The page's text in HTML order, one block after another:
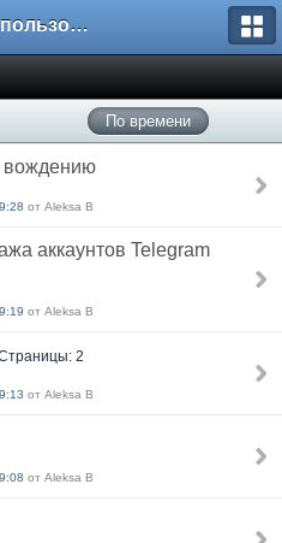
Форум пользователей ООО "Климовская сеть"
По времени
вождению
от Aleksa B
аккаунтов Telegram
от Aleksa B
2
от Aleksa B
от Aleksa B